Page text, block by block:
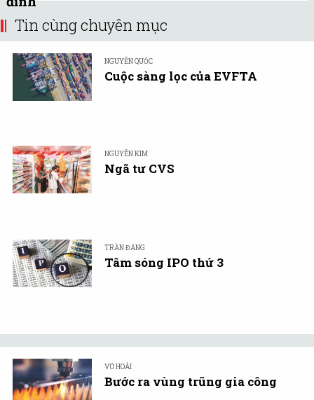
Tin cùng chuyên mục
NGUYỄN QUỐC
Cuộc sàng lọc của EVFTA
NGUYỄN KIM
Ngã tư CVS
TRẦN ĐĂNG
Tâm sóng IPO thứ 3
VŨ HOÀI
Bước ra vùng trũng gia công